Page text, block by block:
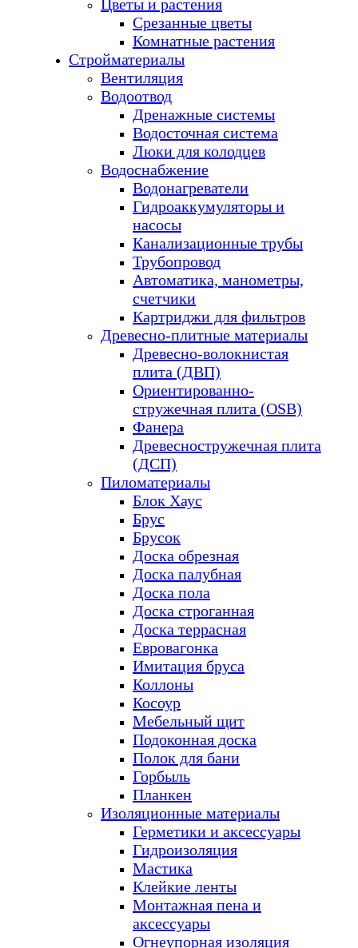
Цветы и растения
Срезанные цветы
Комнатные растения
Стройматериалы
Вентиляция
Водоотвод
Дренажные системы
Водосточная система
Люки для колодцев
Водоснабжение
Водонагреватели
Гидроаккумуляторы и
насосы
Канализационные трубы
Трубопровод
Автоматика, манометры,
счетчики
Картриджи для фильтров
Древесно-плитные материалы
Древесно-волокнистая
плита (ДВП)
Ориентированно-
стружечная плита (OSB)
Фанера
Древесностружечная плита
(ДСП)
Пиломатериалы
Блок Хаус
Брус
Брусок
Доска обрезная
Доска палубная
Доска пола
Доска строганная
Доска террасная
Евровагонка
Имитация бруса
Коллоны
Косоур
Мебельный щит
Подоконная доска
Полок для бани
Горбыль
Планкен
Изоляционные материалы
Герметики и аксессуары
Гидроизоляция
Мастика
Клейкие ленты
Монтажная пена и
аксессуары
Огнеупорная изоляция